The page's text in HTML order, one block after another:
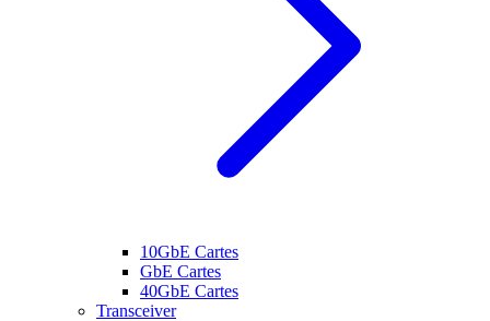
10GbE Cartes
GbE Cartes
40GbE Cartes
Transceiver